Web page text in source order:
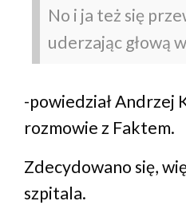
No i ja też się
uderzając głową
-powiedział Andrzej
rozmowie z Faktem.
Zdecydowano się,
szpitala.